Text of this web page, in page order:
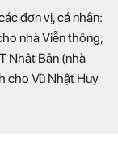
đơn vị, cá nhân:
nhà Viễn thông;
Nhât Bản (nhà
cho Vũ Nhật Huy